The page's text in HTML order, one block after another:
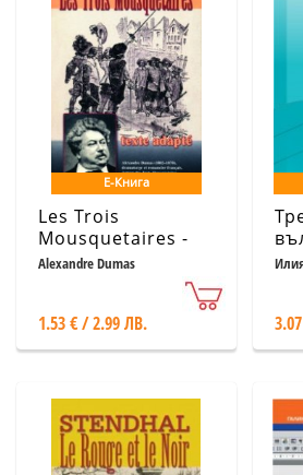
Е-Книга
Les Trois
Mousquetaires -
Адаптиран текст
Alexandre Dumas
1.53 € / 2.99 ЛВ.